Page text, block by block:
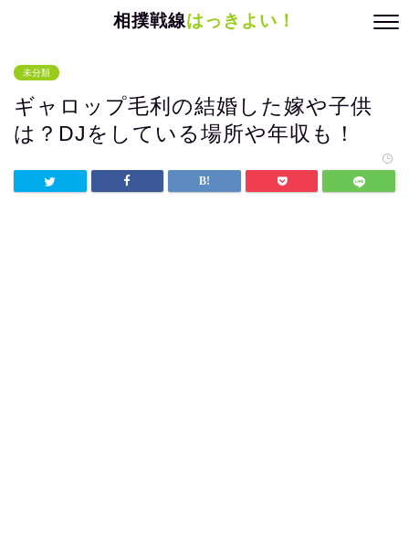
相撲戦線はっきよい！
未分類
ギャロップ毛利の結婚した嫁や子供
は？DJをしている場所や年収も！